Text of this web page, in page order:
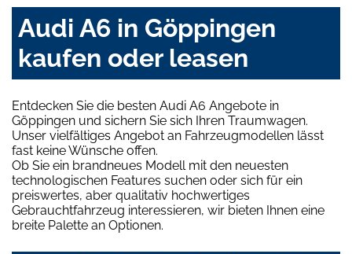
Audi A6 in Göppingen
kaufen oder leasen
Entdecken Sie die besten Audi A6 Angebote in
Göppingen und sichern Sie sich Ihren Traumwagen.
Unser vielfältiges Angebot an Fahrzeugmodellen lässt
fast keine Wünsche offen.
Ob Sie ein brandneues Modell mit den neuesten
technologischen Features suchen oder sich für ein
preiswertes, aber qualitativ hochwertiges
Gebrauchtfahrzeug interessieren, wir bieten Ihnen eine
breite Palette an Optionen.